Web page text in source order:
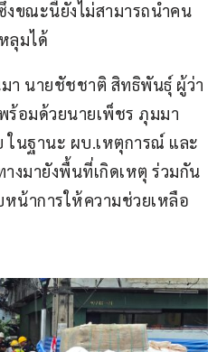
ขณะนี้ยังไม่สามารถนำคน
ลุมได้
า นายชัชชาติ สิทธิพันธุ์ ผู้ว่า
ร้อมด้วยนายเพ็ชร ภุมมา
นฐานะ ผบ.เหตุการณ์ และ
งมายังพื้นที่เกิดเหตุ ร่วมกัน
น้าการให้ความช่วยเหลือ